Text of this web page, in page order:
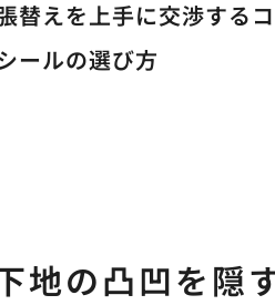
替えを上手に交渉する
ールの選び方
地の凸凹を隠